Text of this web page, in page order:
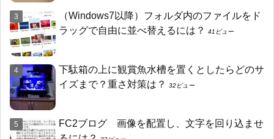
（Windows7以降）フォルダ内のファイルをド
ラッグで自由に並べ替えるには？
41ビュー
下駄箱の上に観賞魚水槽を置くとしたらどのサ
イズまで？重さ対策は？
32ビュー
FC2ブログ 画像を配置し、文字を回り込ませ